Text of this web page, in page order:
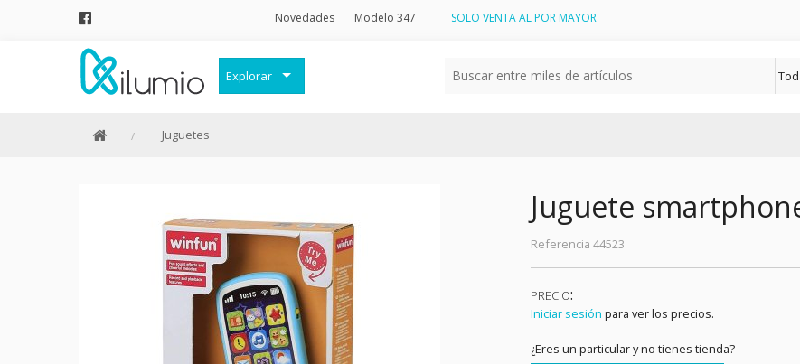
Novedades Modelo 347 SOLO VENTA AL POR MAYOR
Explorar
Menaje
Merchandising Friki
Moda y Complementos
Invierno
Verano
Outlet
Juguetes
Juguete
Referencia 44523
PRECIO:
Iniciar sesión para ver los precios.
¿Eres un particular y no tienes tienda?